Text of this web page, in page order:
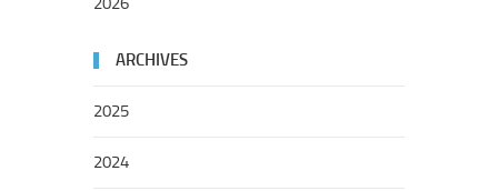
ARCHIVES
2025
2024